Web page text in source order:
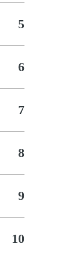
5
6
7
8
9
10